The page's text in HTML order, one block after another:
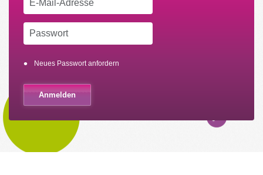
Neues Passwort anfordern